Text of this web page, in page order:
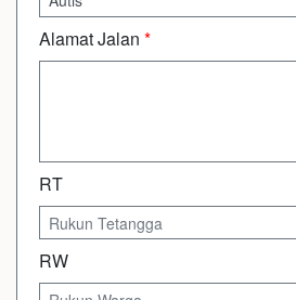
Alamat Jalan *
RT
RW